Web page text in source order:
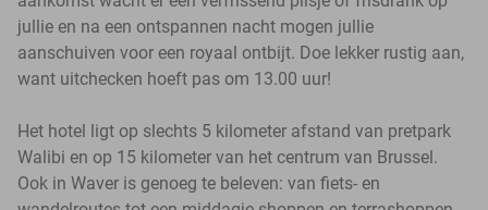
jullie en na een ontspannen nacht mogen jullie
aanschuiven voor een royaal ontbijt. Doe lekker rustig aan,
want uitchecken hoeft pas om 13.00 uur!
Het hotel ligt op slechts 5 kilometer afstand van pretpark
Walibi en op 15 kilometer van het centrum van Brussel.
Ook in Waver is genoeg te beleven: van fiets- en